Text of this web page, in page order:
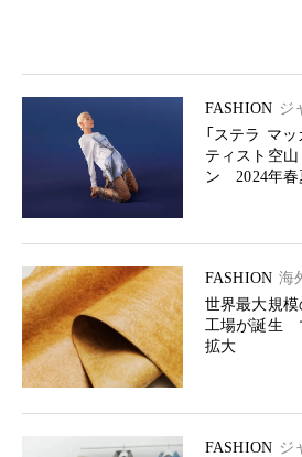
FASHION ジ
「ステラ マ
ティスト空
ン 2024年春
FASHION 海
世界最大規
工場が誕生
拡大
FASHION ジ